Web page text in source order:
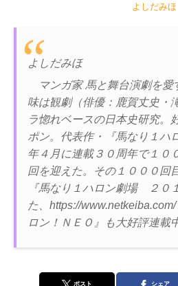
よしだみほ
よしだみほ
マンガ家 馬と舞台演劇を愛
味は観劇（俳優：鹿賀丈史・
ラ惚れベースの日本史研究。
ポン。代表作・『馬なり１ハ
年４月に連載３０周年で１０
回を迎えた。その１０００回
『馬なり１ハロン劇場 ２０
た、https://
ロン！ＮＥＯ』も大好評連載
ポスト シェア